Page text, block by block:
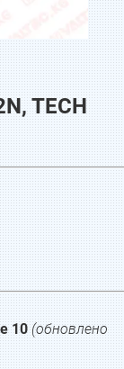
TECH
10 (обновлено